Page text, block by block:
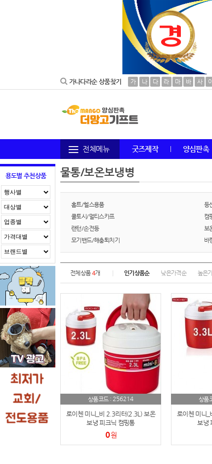
가나다라순 상품찾기 가 나 다 라 마 바 사
전체메뉴 굿즈제작 양심판촉
용도별 추천상품 물통/보온보냉병
홈트/헬스용품 등
쿨토시/멀티스카프
캠
랜턴/손전등
보
모기밴드/해충퇴치기
바
전체상품4개 인기상품순 낮은가격순 높은
상품코드 : 256214
로이첸 미니_비 2.3리터(2.3L) 보온
보냉 피크닉 캠핑통
0원
상품
로이첸 미니
보냉